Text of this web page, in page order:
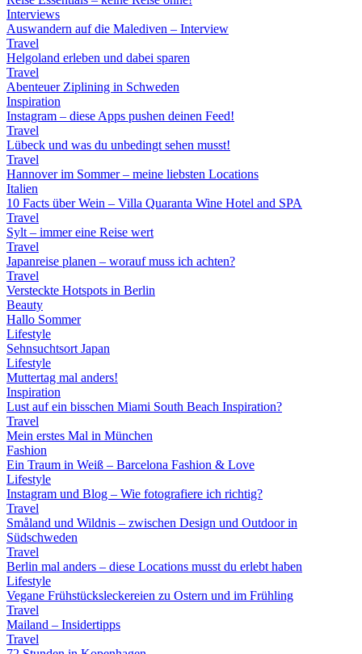
Interviews
Auswandern auf die Malediven – Interview
Travel
Helgoland erleben und dabei sparen
Travel
Abenteuer Ziplining in Schweden
Inspiration
Instagram – diese Apps pushen deinen Feed!
Travel
Lübeck und was du unbedingt sehen musst!
Travel
Hannover im Sommer – meine liebsten Locations
Italien
10 Facts über Wein – Villa Quaranta Wine Hotel and SPA
Travel
Sylt – immer eine Reise wert
Travel
Japanreise planen – worauf muss ich achten?
Travel
Versteckte Hotspots in Berlin
Beauty
Hallo Sommer
Lifestyle
Sehnsuchtsort Japan
Lifestyle
Muttertag mal anders!
Inspiration
Lust auf ein bisschen Miami South Beach Inspiration?
Travel
Mein erstes Mal in München
Fashion
Ein Traum in Weiß – Barcelona Fashion & Love
Lifestyle
Instagram und Blog – Wie fotografiere ich richtig?
Travel
Småland und Wildnis – zwischen Design und Outdoor in
Südschweden
Travel
Berlin mal anders – diese Locations musst du erlebt haben
Lifestyle
Vegane Frühstücksleckereien zu Ostern und im Frühling
Travel
Mailand – Insidertipps
Travel